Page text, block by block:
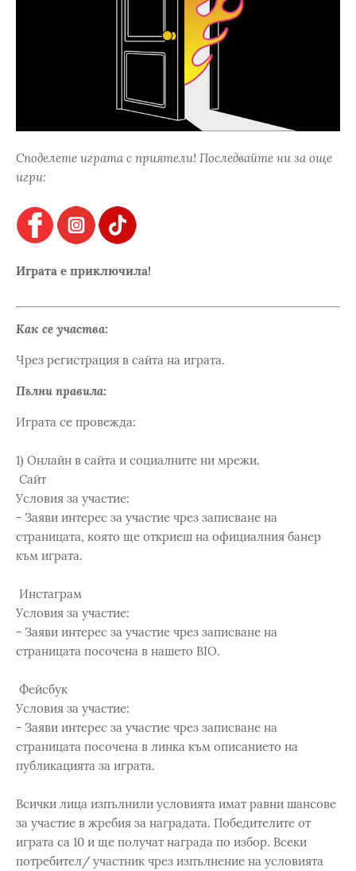
Споделете играта с приятели! Последвайте ни за още
игри:
Играта е приключила!
Как се участва:
Чрез регистрация в сайта на играта.
Пълни правила:
Играта се провежда:
1) Онлайн в сайта и социалните ни мрежи.
Сайт
Условия за участие:
- Заяви интерес за участие чрез записване на
страницата, която ще откриеш на официалния банер
към играта.
Инстаграм
Условия за участие:
- Заяви интерес за участие чрез записване на
страницата посочена в нашето BIO.
Фейсбук
Условия за участие:
- Заяви интерес за участие чрез записване на
страницата посочена в линка към описанието на
публикацията за играта.
Всички лица изпълнили условията имат равни шансове
за участие в жребия за наградата. Победителите от
играта са 10 и ще получат награда по избор. Всеки
потребител/ участник чрез изпълнение на условията